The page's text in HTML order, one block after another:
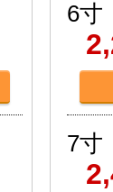
6寸
7寸